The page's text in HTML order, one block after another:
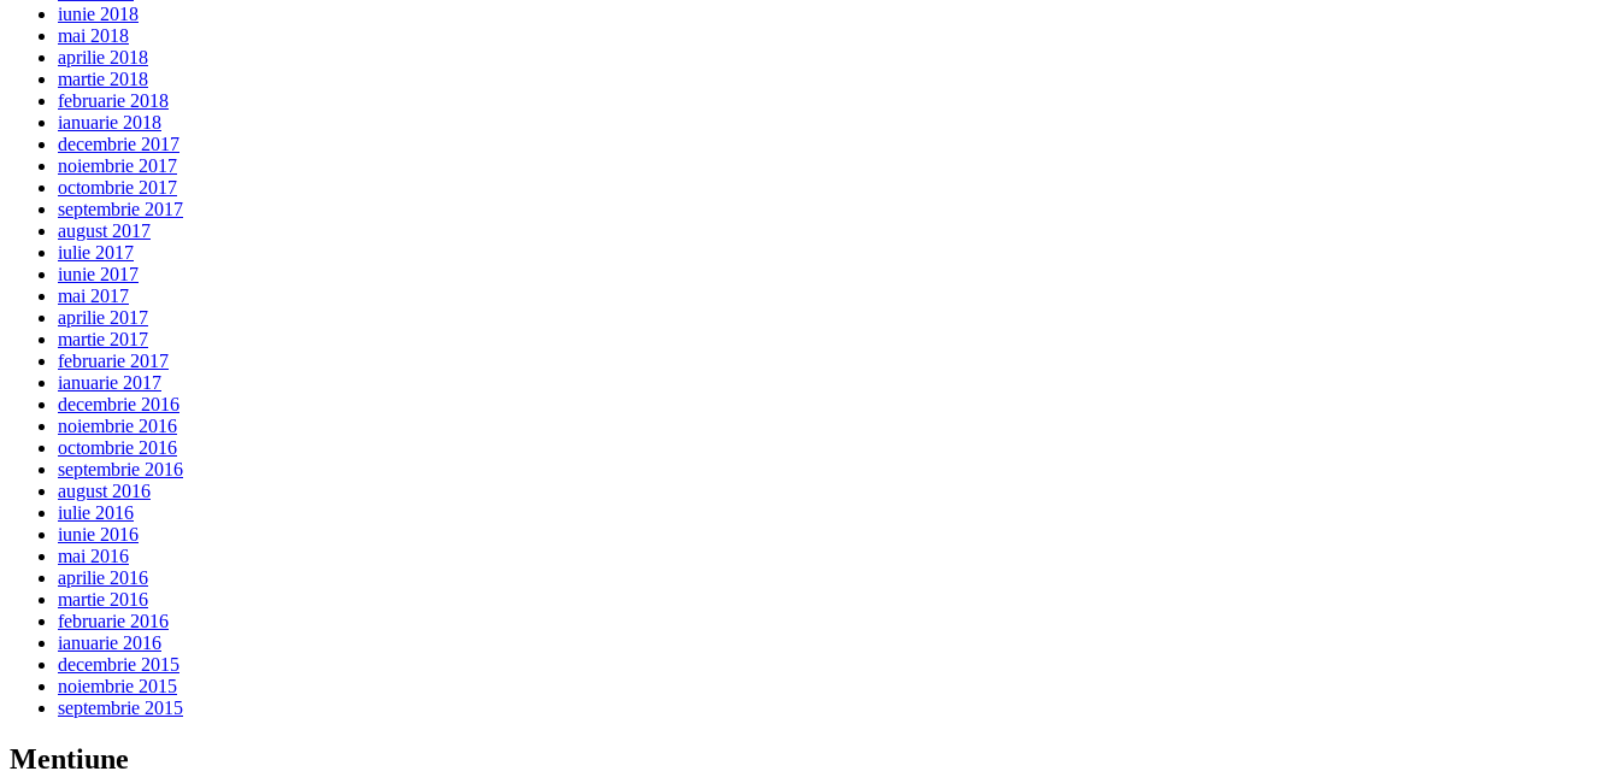
iunie 2018
mai 2018
aprilie 2018
martie 2018
februarie 2018
ianuarie 2018
decembrie 2017
noiembrie 2017
octombrie 2017
septembrie 2017
august 2017
iulie 2017
iunie 2017
mai 2017
aprilie 2017
martie 2017
februarie 2017
ianuarie 2017
decembrie 2016
noiembrie 2016
octombrie 2016
septembrie 2016
august 2016
iulie 2016
iunie 2016
mai 2016
aprilie 2016
martie 2016
februarie 2016
ianuarie 2016
decembrie 2015
noiembrie 2015
septembrie 2015
Mentiune